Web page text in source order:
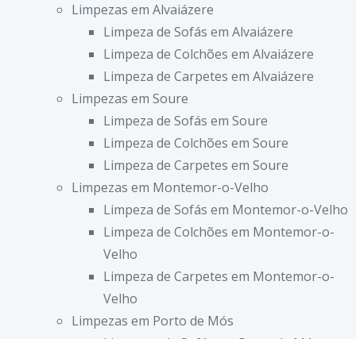
Limpezas em Alvaiázere
Limpeza de Sofás em Alvaiázere
Limpeza de Colchões em Alvaiázere
Limpeza de Carpetes em Alvaiázere
Limpezas em Soure
Limpeza de Sofás em Soure
Limpeza de Colchões em Soure
Limpeza de Carpetes em Soure
Limpezas em Montemor-o-Velho
Limpeza de Sofás em Montemor-o-Velho
Limpeza de Colchões em Montemor-o-
Velho
Limpeza de Carpetes em Montemor-o-
Velho
Limpezas em Porto de Mós